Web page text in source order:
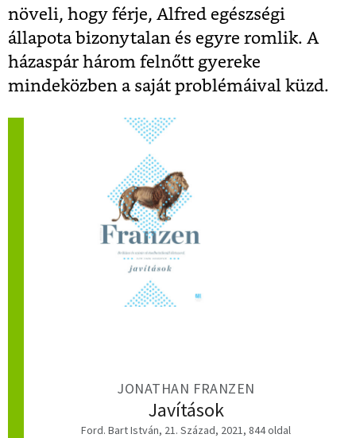
növeli, hogy férje, Alfred egészségi
állapota bizonytalan és egyre romlik. A
házaspár három felnőtt gyereke
mindeközben a saját problémáival küzd.
JONATHAN FRANZEN
Javítások
Ford. Bart István, 21. Század, 2021, 844 oldal